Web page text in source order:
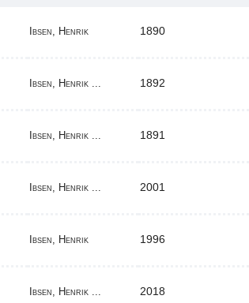
Ibsen, Henrik 1890
Ibsen, Henrik ... 1892
Ibsen, Henrik ... 1891
Ibsen, Henrik ... 2001
Ibsen, Henrik 1996
Ibsen, Henrik ... 2018